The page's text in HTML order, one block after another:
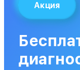
Акция